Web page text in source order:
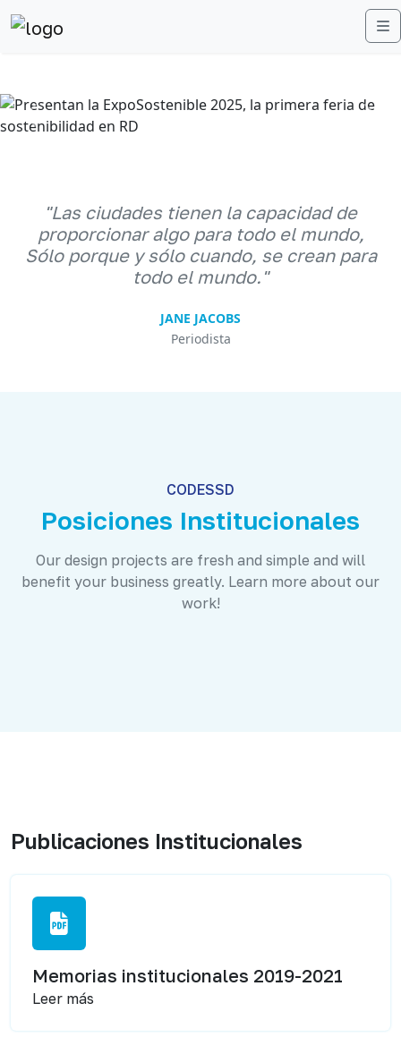
Anterior
"Las ciudades tienen la capacidad de
proporcionar algo para todo el mundo,
Sólo porque y sólo cuando, se crean para
todo el mundo."
JANE JACOBS
Periodista
CODESSD
Posiciones Institucionales
Our design projects are fresh and simple and will
benefit your business greatly. Learn more about our
work!
Publicaciones Institucionales
Memorias institucionales 2019-2021
Leer más